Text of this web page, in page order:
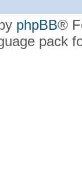
phpBB®
pack